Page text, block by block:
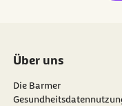
Über uns
Die Barmer